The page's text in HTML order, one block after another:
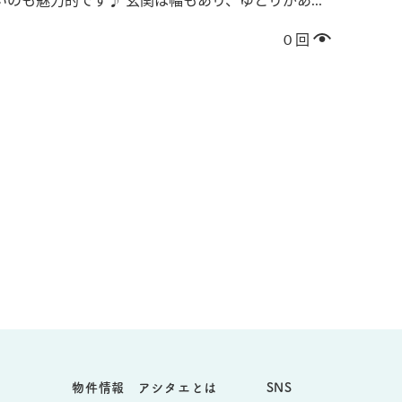
0 回
物件情報 アシタエとは SNS